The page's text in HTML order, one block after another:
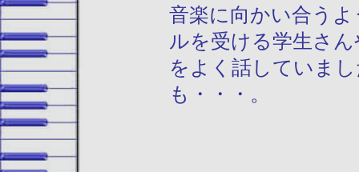
音楽に向かい合う
ルを受ける学生さ
をよく話していま
も・・・。